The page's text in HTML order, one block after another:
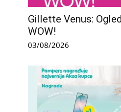
Gillette Venus:
WOW!
03/08/2026